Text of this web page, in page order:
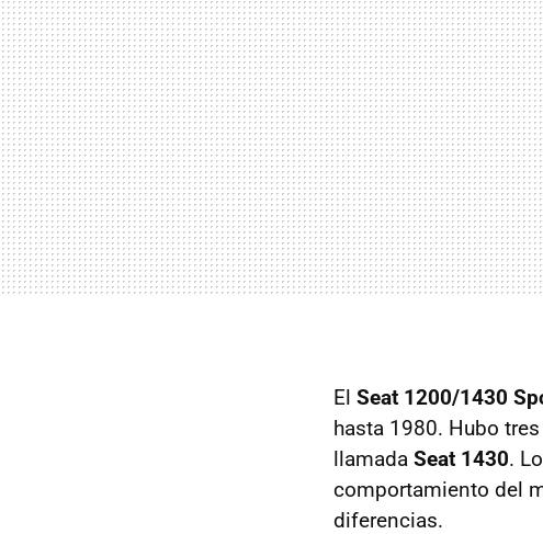
El Seat 1200/1430
hasta 1980. Hubo
llamada Seat 1430.
comportamiento del
diferencias.